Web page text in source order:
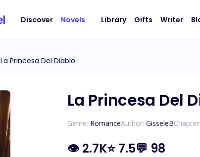
Discover Novels Library Gifts Writer
La Princesa Del Diablo
La Princesa Del
Genre: RomanceAuthor: GisseleB
👁 2.7K⭐7.5💬 98